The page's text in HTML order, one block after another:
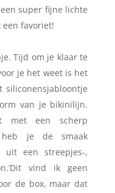
super fijne lichte
een favoriet!
Tijd om je klaar te
je het weet is het
van je bikinilijn.
met een scherp
heb je de smaak
uit een streepjes-,
vind ik geen
de box, maar dat